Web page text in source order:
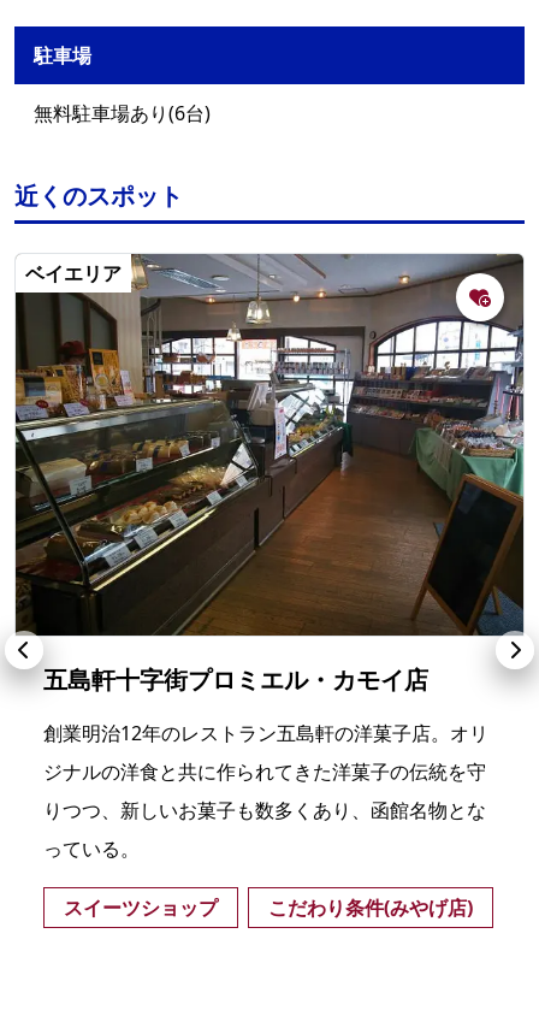
駐車場
無料駐車場あり(6台)
近くのスポット
ベイエリア
五島軒十字街プロミエル・カモイ店
創業明治12年のレストラン五島軒の洋菓子店。オリ
ジナルの洋食と共に作られてきた洋菓子の伝統を守
りつつ、新しいお菓子も数多くあり、函館名物とな
っている。
スイーツショップ こだわり条件(みやげ店)